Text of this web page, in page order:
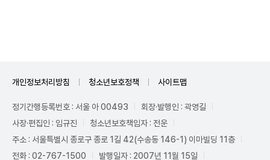
개인정보처리방침 청소년보호정책 사이트맵
정기간행등록번호 : 서울 아 00493
회장·발행인 : 곽영길
사장·편집인 : 임규진
청소년보호책임자 : 전운
주소 : 서울특별시 종로구 종로 1길 42(수송동 146-1) 이마빌딩 11층
전화 : 02-767-1500
발행일자 : 2007년 11월 15일